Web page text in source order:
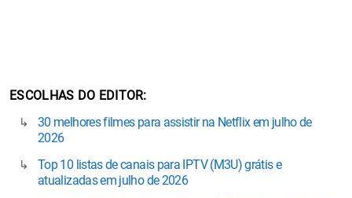
ESCOLHAS DO EDITOR
30 melhores filmes para assistir na Netflix em julho de
2026
Top 10 listas de canais para IPTV (M3U) grátis e
atualizadas em julho de 2026